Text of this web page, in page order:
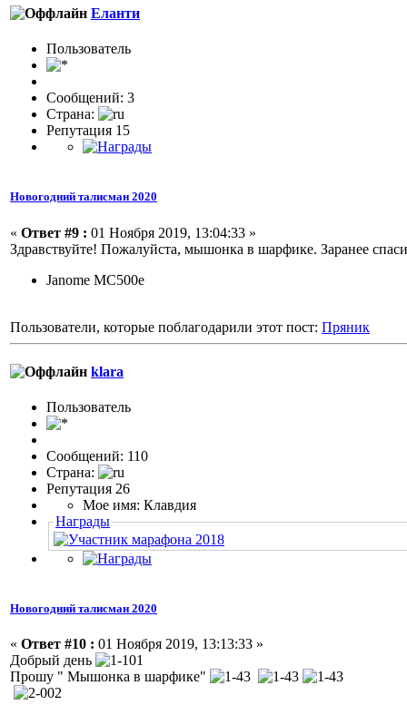
Еланти
Пользователь
Сообщений: 3
Страна:
Репутация 15
Новогодний талисман 2020
« Ответ #9 : 01 Ноября 2019, 13:04:33 »
Здравствуйте! Пожалуйста, мышонка в шарфике. Заранее
Janome MC500e
Пользователи, которые поблагодарили этот пост: Пряник
klara
Пользовaтeль
Сообщений: 110
Страна:
Репутация 26
Мое имя: Клавдия
Награды
Новогодний талисман 2020
« Ответ #10 : 01 Ноября 2019, 13:13:33 »
Добрый день
Прошу " Мышонка в шарфике"